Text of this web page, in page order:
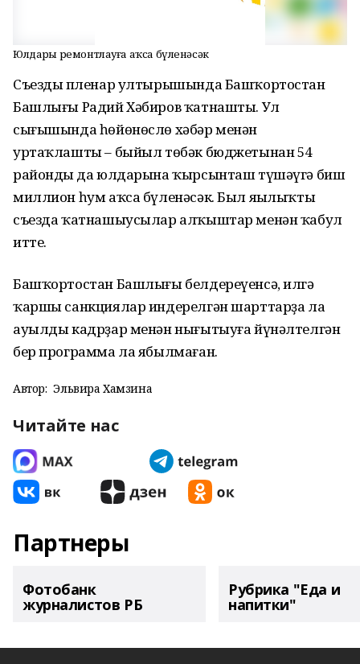
Юлдарҙы ремонтлауға аҡса бүленәсәк
Съездың пленар ултырышында Башҡортостан
Башлығы Радий Хәбиров ҡатнашты. Ул
сығышында һөйөнөслө хәбәр менән
уртаҡлашты – быйыл төбәк бюджетынан 54
райондың да юлдарына ҡырсынташ түшәүгә биш
миллион һум аҡса бүленәсәк. Был яңылыҡты
съезда ҡатнашыусылар алҡыштар менән ҡабул
итте.
Башҡортостан Башлығы белдереүенсә, илгә
ҡаршы санкциялар индерелгән шарттарҙа ла
ауылды кадрҙар менән нығытыуға йүнәлтелгән
бер программа ла ябылмаған.
Автор: Эльвира Хамзина
Читайте нас
Партнеры
Фотобанк
журналистов РБ
Рубрика "Еда и
напитки"